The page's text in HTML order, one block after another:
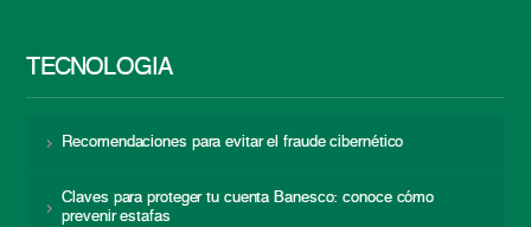
TECNOLOGÍA
Recomendaciones para evitar el fraude cibernético
Claves para proteger tu cuenta Banesco: conoce cómo
prevenir estafas